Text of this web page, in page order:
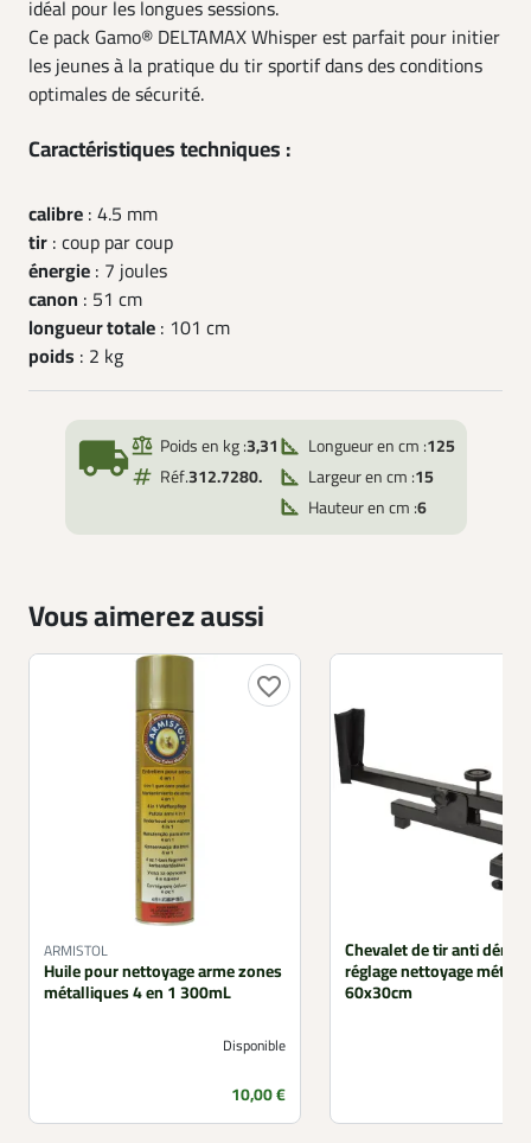
idéal pour les longues sessions.
Ce pack Gamo® DELTAMAX Whisper est parfait pour initier
les jeunes à la pratique du tir sportif dans des conditions
optimales de sécurité.
Caractéristiques techniques :
calibre : 4.5 mm
tir : coup par coup
énergie : 7 joules
canon : 51 cm
longueur totale : 101 cm
poids : 2 kg
local_shipping Poids en kg :3,31
Réf.312.7280.
Longueur en cm :125
Largeur en cm :15
Hauteur en cm :6
Vous aimerez aussi
favorite_border
ARMISTOL
Huile pour nettoyage arme zones
métalliques 4 en 1 300mL
Disponible
Prix
10,00 €
Chevalet de tir anti
réglage nettoyage métal
60x30cm